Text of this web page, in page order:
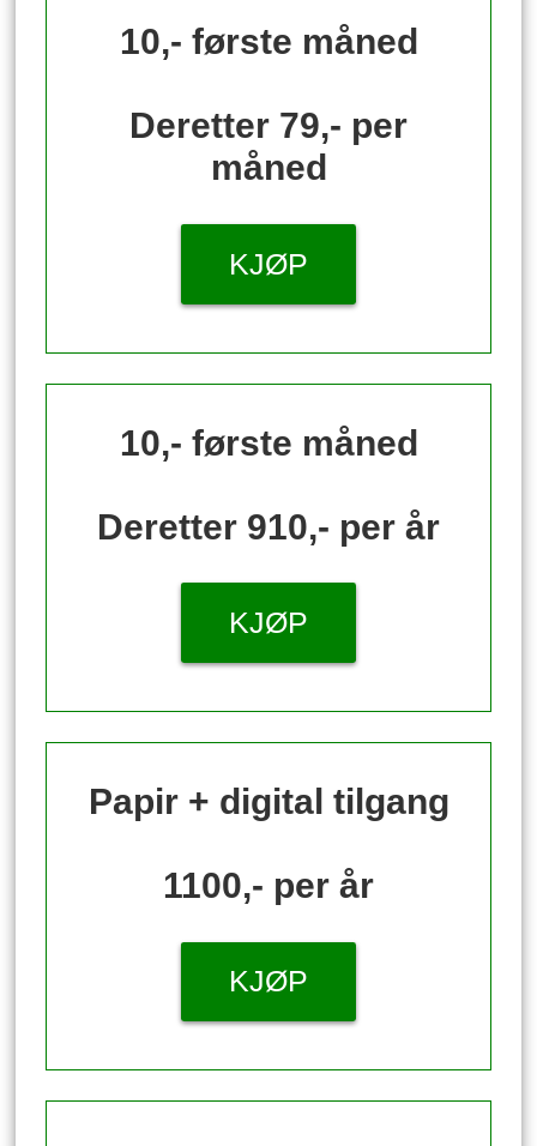
10,- første måned
Deretter 79,- per
måned
KJØP
10,- første måned
Deretter 910,- per år
KJØP
Papir + digital tilgang
1100,- per år
KJØP